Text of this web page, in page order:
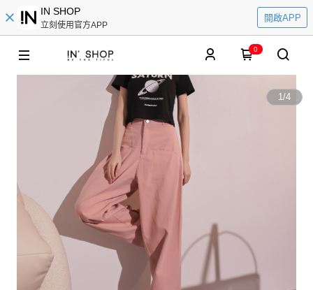
IN SHOP
立刻使用官方APP
開啟APP
0
1/4